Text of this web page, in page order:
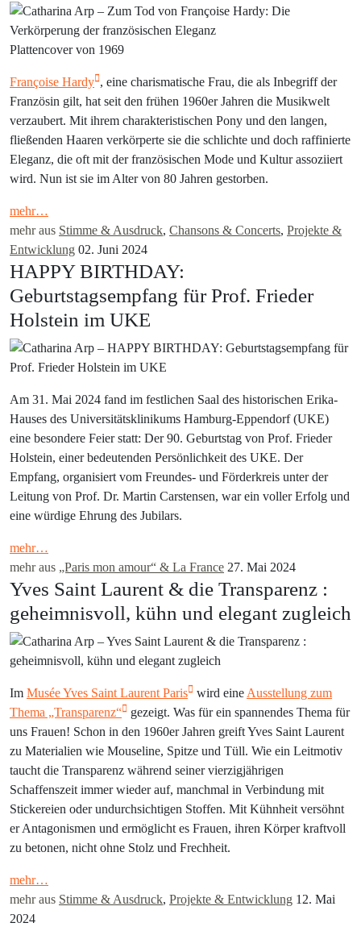
Plattencover von 1969
Françoise Hardy , eine charismatische Frau, die als Inbegriff der
Französin gilt, hat seit den frühen 1960er Jahren die Musikwelt
verzaubert. Mit ihrem charakteristischen Pony und den langen,
fließenden Haaren verkörperte sie die schlichte und doch raffinierte
Eleganz, die oft mit der französischen Mode und Kultur assoziiert
wird. Nun ist sie im Alter von 80 Jahren gestorben.
mehr…
mehr aus Stimme & Ausdruck, Chansons & Concerts, Projekte &
Entwicklung 02. Juni 2024
HAPPY BIRTHDAY:
Geburtstagsempfang für Prof. Frieder
Holstein im UKE
Am 31. Mai 2024 fand im festlichen Saal des historischen Erika-
Hauses des Universitätsklinikums Hamburg-Eppendorf (UKE)
eine besondere Feier statt: Der 90. Geburtstag von Prof. Frieder
Holstein, einer bedeutenden Persönlichkeit des UKE. Der
Empfang, organisiert vom Freundes- und Förderkreis unter der
Leitung von Prof. Dr. Martin Carstensen, war ein voller Erfolg und
eine würdige Ehrung des Jubilars.
mehr…
mehr aus „Paris mon amour“ & La France 27. Mai 2024
Yves Saint Laurent & die Transparenz :
geheimnisvoll, kühn und elegant zugleich
Im Musée Yves Saint Laurent Paris wird eineAusstellung zum
Thema „Transparenz“
gezeigt. Was für ein spannendes Thema für
uns Frauen! Schon in den 1960er Jahren greift Yves Saint Laurent
zu Materialien wie Mouseline, Spitze und Tüll. Wie ein Leitmotiv
taucht die Transparenz während seiner vierzigjährigen
Schaffenszeit immer wieder auf, manchmal in Verbindung mit
Stickereien oder undurchsichtigen Stoffen. Mit Kühnheit versöhnt
er Antagonismen und ermöglicht es Frauen, ihren Körper kraftvoll
zu betonen, nicht ohne Stolz und Frechheit.
mehr…
mehr aus Stimme & Ausdruck, Projekte & Entwicklung 12. Mai
2024